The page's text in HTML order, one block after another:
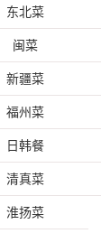
东北菜
闽菜
新疆菜
福州菜
日韩餐
清真菜
淮扬菜